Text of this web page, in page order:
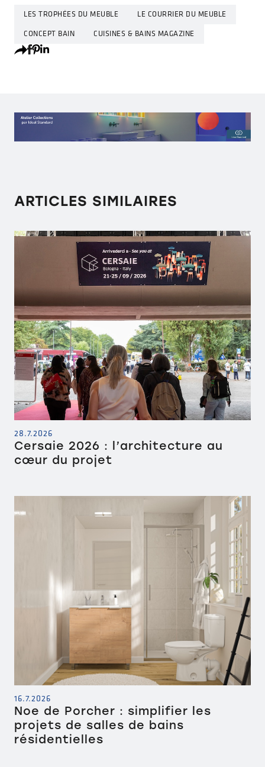
LES TROPHÉES DU MEUBLE LE COURRIER DU MEUBLE
CONCEPT BAIN CUISINES & BAINS MAGAZINE
ARTICLES SIMILAIRES
28.7.2026
Cersaie 2026 : l’architecture au
cœur du projet
16.7.2026
Noe de Porcher : simplifier les
projets de salles de bains
résidentielles